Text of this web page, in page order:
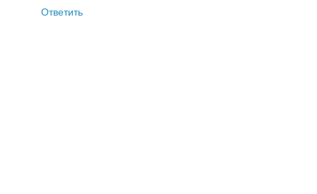
Ответить